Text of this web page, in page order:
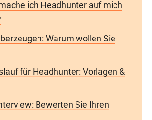
ich Headhunter auf mich
Warum wollen Sie
für Headhunter: Vorlagen &
Bewerten Sie Ihren